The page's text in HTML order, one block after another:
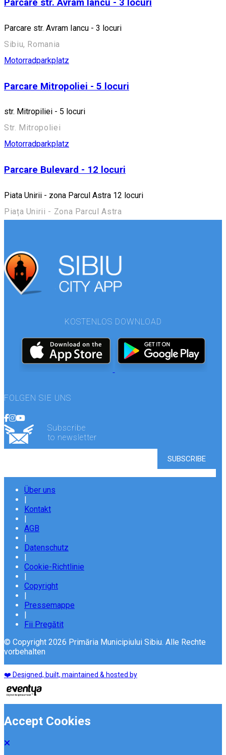
Parcare str. Avram Iancu - 3 locuri
Parcare str. Avram Iancu - 3 locuri
Sibiu, Romania
Motorradparkplatz
Parcare Mitropoliei - 5 locuri
str. Mitropiliei - 5 locuri
Str. Mitropoliei
Motorradparkplatz
Parcare Bulevard - 12 locuri
Piata Unirii - zona Parcul Astra 12 locuri
Piața Unirii - Zona Parcul Astra
KOSTENLOS DOWNLOAD
FOLGEN SIE UNS
Subscribe
to newsletter
Über uns
|
Kontakt
|
AGB
|
Datenschutz
|
Cookie-Richtlinie
|
Copyright
|
Pressemappe
|
Fii Pregătit
© Copyright 2026 Primăria Municipiului Sibiu. Alle Rechte
vorbehalten
❤️ Designed, built, maintained & hosted by
Accept Cookies